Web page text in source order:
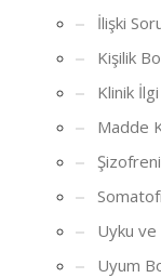
İlişki
Kişilik
Klinik
Madde
Uyku ve
Uyum